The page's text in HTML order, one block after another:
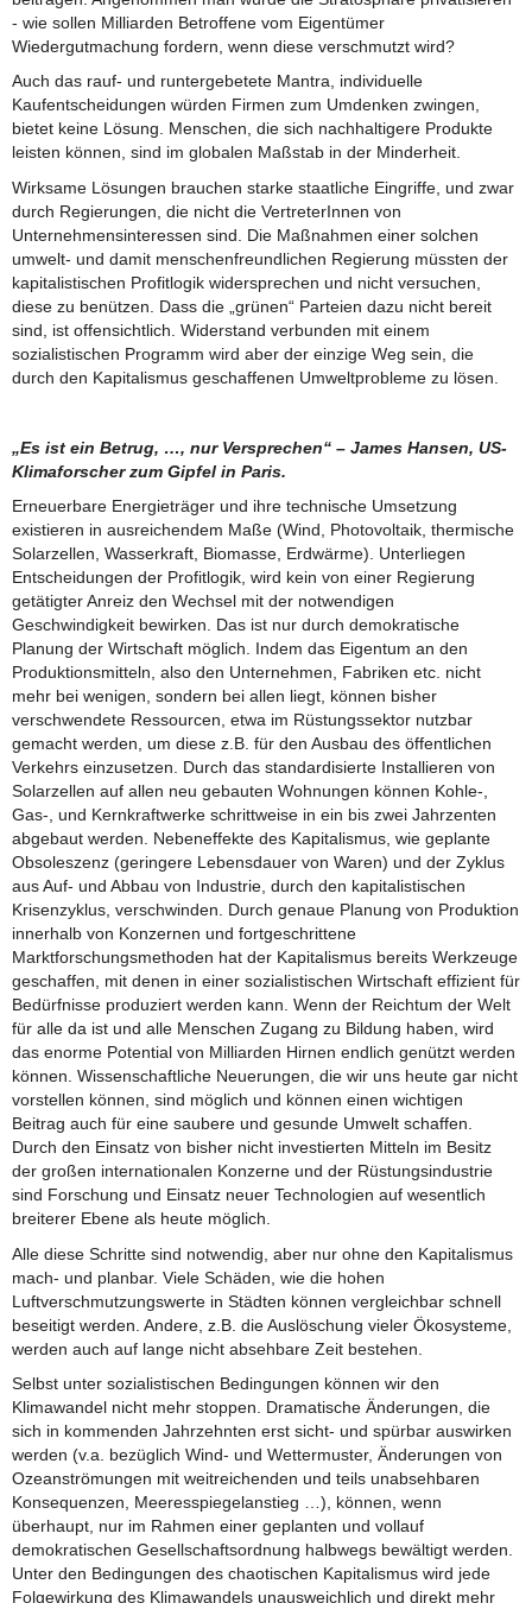
- wie sollen Milliarden Betroffene vom Eigentümer
Wiedergutmachung fordern, wenn diese verschmutzt wird?
Auch das rauf- und runtergebetete Mantra, individuelle
Kaufentscheidungen würden Firmen zum Umdenken zwingen,
bietet keine Lösung. Menschen, die sich nachhaltigere Produkte
leisten können, sind im globalen Maßstab in der Minderheit.
Wirksame Lösungen brauchen starke staatliche Eingriffe, und zwar
durch Regierungen, die nicht die VertreterInnen von
Unternehmensinteressen sind. Die Maßnahmen einer solchen
umwelt- und damit menschenfreundlichen Regierung müssten der
kapitalistischen Profitlogik widersprechen und nicht versuchen,
diese zu benützen. Dass die „grünen“ Parteien dazu nicht bereit
sind, ist offensichtlich. Widerstand verbunden mit einem
sozialistischen Programm wird aber der einzige Weg sein, die
durch den Kapitalismus geschaffenen Umweltprobleme zu lösen.
„Es ist ein Betrug, …, nur Versprechen“ – James Hansen, US-
Klimaforscher zum Gipfel in Paris.
Erneuerbare Energieträger und ihre technische Umsetzung
existieren in ausreichendem Maße (Wind, Photovoltaik, thermische
Solarzellen, Wasserkraft, Biomasse, Erdwärme). Unterliegen
Entscheidungen der Profitlogik, wird kein von einer Regierung
getätigter Anreiz den Wechsel mit der notwendigen
Geschwindigkeit bewirken. Das ist nur durch demokratische
Planung der Wirtschaft möglich. Indem das Eigentum an den
Produktionsmitteln, also den Unternehmen, Fabriken etc. nicht
mehr bei wenigen, sondern bei allen liegt, können bisher
verschwendete Ressourcen, etwa im Rüstungssektor nutzbar
gemacht werden, um diese z.B. für den Ausbau des öffentlichen
Verkehrs einzusetzen. Durch das standardisierte Installieren von
Solarzellen auf allen neu gebauten Wohnungen können Kohle-,
Gas-, und Kernkraftwerke schrittweise in ein bis zwei Jahrzenten
abgebaut werden. Nebeneffekte des Kapitalismus, wie geplante
Obsoleszenz (geringere Lebensdauer von Waren) und der Zyklus
aus Auf- und Abbau von Industrie, durch den kapitalistischen
Krisenzyklus, verschwinden. Durch genaue Planung von Produktion
innerhalb von Konzernen und fortgeschrittene
Marktforschungsmethoden hat der Kapitalismus bereits Werkzeuge
geschaffen, mit denen in einer sozialistischen Wirtschaft effizient für
Bedürfnisse produziert werden kann. Wenn der Reichtum der Welt
für alle da ist und alle Menschen Zugang zu Bildung haben, wird
das enorme Potential von Milliarden Hirnen endlich genützt werden
können. Wissenschaftliche Neuerungen, die wir uns heute gar nicht
vorstellen können, sind möglich und können einen wichtigen
Beitrag auch für eine saubere und gesunde Umwelt schaffen.
Durch den Einsatz von bisher nicht investierten Mitteln im Besitz
der großen internationalen Konzerne und der Rüstungsindustrie
sind Forschung und Einsatz neuer Technologien auf wesentlich
breiterer Ebene als heute möglich.
Alle diese Schritte sind notwendig, aber nur ohne den Kapitalismus
mach- und planbar. Viele Schäden, wie die hohen
Luftverschmutzungswerte in Städten können vergleichbar schnell
beseitigt werden. Andere, z.B. die Auslöschung vieler Ökosysteme,
werden auch auf lange nicht absehbare Zeit bestehen.
Selbst unter sozialistischen Bedingungen können wir den
Klimawandel nicht mehr stoppen. Dramatische Änderungen, die
sich in kommenden Jahrzehnten erst sicht- und spürbar auswirken
werden (v.a. bezüglich Wind- und Wettermuster, Änderungen von
Ozeanströmungen mit weitreichenden und teils unabsehbaren
Konsequenzen, Meeresspiegelanstieg …), können, wenn
überhaupt, nur im Rahmen einer geplanten und vollauf
demokratischen Gesellschaftsordnung halbwegs bewältigt werden.
Unter den Bedingungen des chaotischen Kapitalismus wird jede
Folgewirkung des Klimawandels unausweichlich und direkt mehr